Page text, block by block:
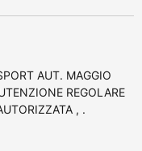
AUT. MAGGIO
REGOLARE
, .